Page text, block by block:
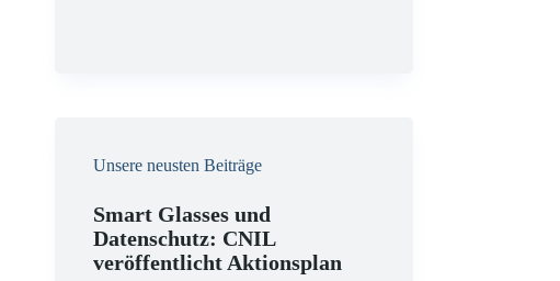
Unsere neusten Beiträge
Smart Glasses und
Datenschutz: CNIL
veröffentlicht Aktionsplan